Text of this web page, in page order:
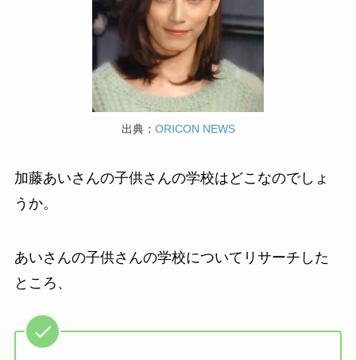
出典： ORICON NEWS
加藤あいさんの子供さんの学校はどこなのでしょ
うか。
あいさんの子供さんの学校についてリサーチした
ところ、